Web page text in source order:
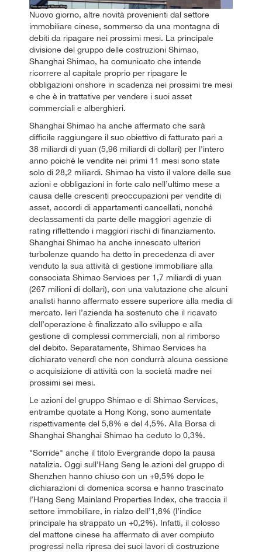
Nuovo giorno, altre novità provenienti dal settore
immobiliare cinese, sommerso da una montagna di
debiti da ripagare nei prossimi mesi. La principale
divisione del gruppo delle costruzioni Shimao,
Shanghai Shimao, ha comunicato che intende
ricorrere al capitale proprio per ripagare le
obbligazioni onshore in scadenza nei prossimi tre mesi
e che è in trattative per vendere i suoi asset
commerciali e alberghieri.
Shanghai Shimao ha anche affermato che sarà
difficile raggiungere il suo obiettivo di fatturato pari a
38 miliardi di yuan (5,96 miliardi di dollari) per l'intero
anno poiché le vendite nei primi 11 mesi sono state
solo di 28,2 miliardi. Shimao ha visto il valore delle sue
azioni e obbligazioni in forte calo nell’ultimo mese a
causa delle crescenti preoccupazioni per vendite di
asset, accordi di appartamenti cancellati, nonché
declassamenti da parte delle maggiori agenzie di
rating riflettendo i maggiori rischi di finanziamento.
Shanghai Shimao ha anche innescato ulteriori
turbolenze quando ha detto in precedenza di aver
venduto la sua attività di gestione immobiliare alla
consociata Shimao Services per 1,7 miliardi di yuan
(267 milioni di dollari), con una valutazione che alcuni
analisti hanno affermato essere superiore alla media di
mercato. Ieri l’azienda ha sostenuto che il ricavato
dell’operazione è finalizzato allo sviluppo e alla
gestione di complessi commerciali, non al rimborso
del debito. Separatamente, Shimao Services ha
dichiarato venerdì che non condurrà alcuna cessione
o acquisizione di attività con la società madre nei
prossimi sei mesi.
Le azioni del gruppo Shimao e di Shimao Services,
entrambe quotate a Hong Kong, sono aumentate
rispettivamente del 5,8% e del 4,5%. Alla Borsa di
Shanghai Shanghai Shimao ha ceduto lo 0,3%.
"Sorride" anche il titolo Evergrande dopo la pausa
natalizia. Oggi sull’Hang Seng le azioni del gruppo di
Shenzhen hanno chiuso con un +9,5% dopo le
dichiarazioni di domenica scorsa e hanno trascinato
l’Hang Seng Mainland Properties Index, che traccia il
settore immobiliare, in rialzo dell’1,8% (l’indice
principale ha strappato un +0,2%). Infatti, il colosso
del mattone cinese ha affermato di aver compiuto
progressi nella ripresa dei suoi lavori di costruzione